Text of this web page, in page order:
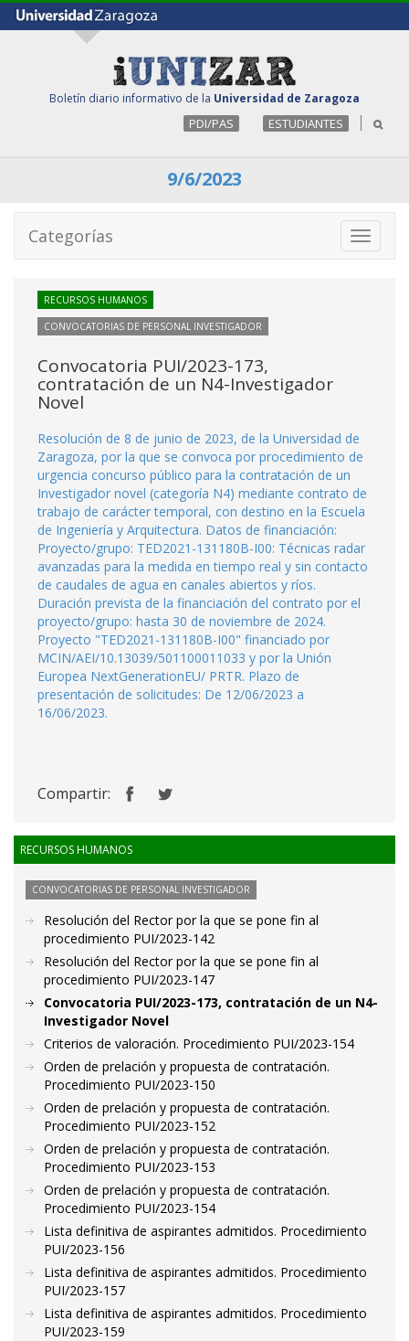
Boletín diario informativo de la Universidad de Zaragoza
PDI/PAS ESTUDIANTES
9/6/2023
Toggle
Categorías
RECURSOS HUMANOS
CONVOCATORIAS DE PERSONAL INVESTIGADOR
Convocatoria PUI/2023-173,
contratación de un N4-Investigador
Novel
Resolución de 8 de junio de 2023, de la Universidad de
Zaragoza, por la que se convoca por procedimiento de
urgencia concurso público para la contratación de un
Investigador novel (categoría N4) mediante contrato de
trabajo de carácter temporal, con destino en la Escuela
de Ingeniería y Arquitectura. Datos de financiación:
Proyecto/grupo: TED2021-131180B-I00: Técnicas radar
avanzadas para la medida en tiempo real y sin contacto
de caudales de agua en canales abiertos y ríos.
Duración prevista de la financiación del contrato por el
proyecto/grupo: hasta 30 de noviembre de 2024.
Proyecto "TED2021-131180B-I00" financiado por
MCIN/AEI/10.13039/501100011033 y por la Unión
Europea NextGenerationEU/ PRTR. Plazo de
presentación de solicitudes: De 12/06/2023 a
16/06/2023.
Compartir:
RECURSOS HUMANOS
CONVOCATORIAS DE PERSONAL INVESTIGADOR
Resolución del Rector por la que se pone fin al
procedimiento PUI/2023-142
Resolución del Rector por la que se pone fin al
procedimiento PUI/2023-147
Convocatoria PUI/2023-173, contratación de un N4-
Investigador Novel
Criterios de valoración. Procedimiento PUI/2023-154
Orden de prelación y propuesta de contratación.
Procedimiento PUI/2023-150
Orden de prelación y propuesta de contratación.
Procedimiento PUI/2023-152
Orden de prelación y propuesta de contratación.
Procedimiento PUI/2023-153
Orden de prelación y propuesta de contratación.
Procedimiento PUI/2023-154
Lista definitiva de aspirantes admitidos. Procedimiento
PUI/2023-156
Lista definitiva de aspirantes admitidos. Procedimiento
PUI/2023-157
Lista definitiva de aspirantes admitidos. Procedimiento
PUI/2023-159